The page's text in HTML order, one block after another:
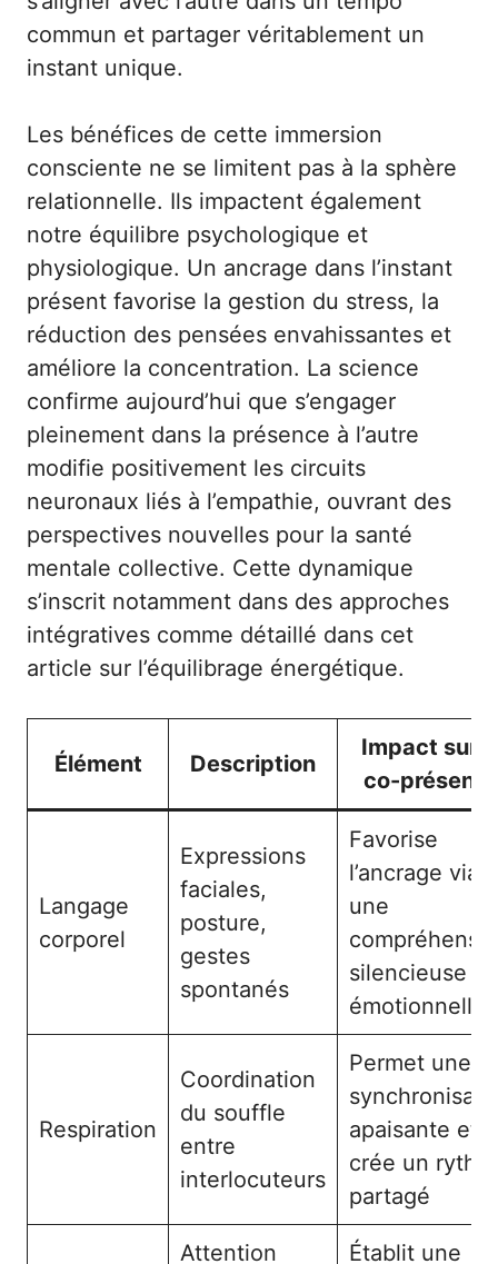
commun et partager véritablement un
instant unique.
Les bénéfices de cette immersion
consciente ne se limitent pas à la sphère
relationnelle. Ils impactent également
notre équilibre psychologique et
physiologique. Un ancrage dans l’instant
présent favorise la gestion du stress, la
réduction des pensées envahissantes et
améliore la concentration. La science
confirme aujourd’hui que s’engager
pleinement dans la présence à l’autre
modifie positivement les circuits
neuronaux liés à l’empathie, ouvrant des
perspectives nouvelles pour la santé
mentale collective. Cette dynamique
s’inscrit notamment dans des approches
intégratives comme détaillé dans cet
article sur l’équilibrage énergétique.
Élément Description
Impact sur
co-
Langage
corporel
Expressions
faciales,
posture,
gestes
spontanés
Favorise
l’ancrage via
une
silencieuse et
émotionnelle
Respiration
Coordination
du souffle
entre
interlocuteurs
Permet une
apaisante et
crée un
partagé
Attention
Établit une